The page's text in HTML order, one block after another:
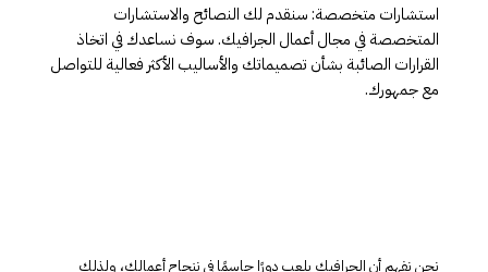
استشارات متخصصة: سنقدم لك النصائح والاستشارات
المتخصصة في مجال أعمال الجرافيك. سوف نساعدك في اتخاذ
القرارات الصائبة بشأن تصميماتك والأساليب الأكثر فعالية للتواصل
مع جمهورك.
نحن نفهم أن الجرافيك يلعب دورًا حاسمًا في ننجاح أعمالك، ولذلك